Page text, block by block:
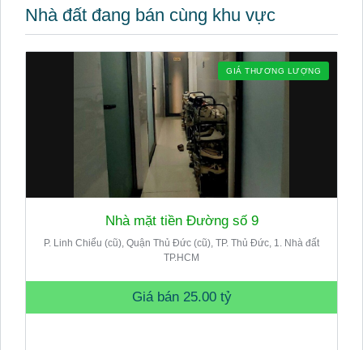
Nhà đất đang bán cùng khu vực
GIÁ THƯƠNG LƯỢNG
Nhà mặt tiền Đường số 9
P. Linh Chiểu (cũ), Quận Thủ Đức (cũ), TP. Thủ Đức, 1. Nhà đất
TP.HCM
Giá bán 25.00 tỷ